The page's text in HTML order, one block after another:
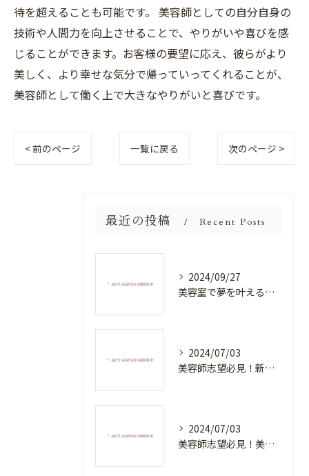
待を超えることも可能です。 美容師としての自分自身の
技術や人間力を向上させることで、やりがいや喜びを感
じることができます。お客様の要望に応え、彼らがより
美しく、より幸せな気分で帰っていってくれることが、
美容師として働く上で大きなやりがいと喜びです。
< 前のページ 一覧に戻る 次のページ >
最近の投稿 Recent Posts
2024/09/27
美容室で夢を叶える！自分を磨く新たなチャンス
2024/07/03
美容師志望必見！新たな価値を創造する美容室でハイレベルな技術を学べる環境
2024/07/03
美容師志望必見！美容室NEWSTANDARDで最高のスキルアップを目指そう！